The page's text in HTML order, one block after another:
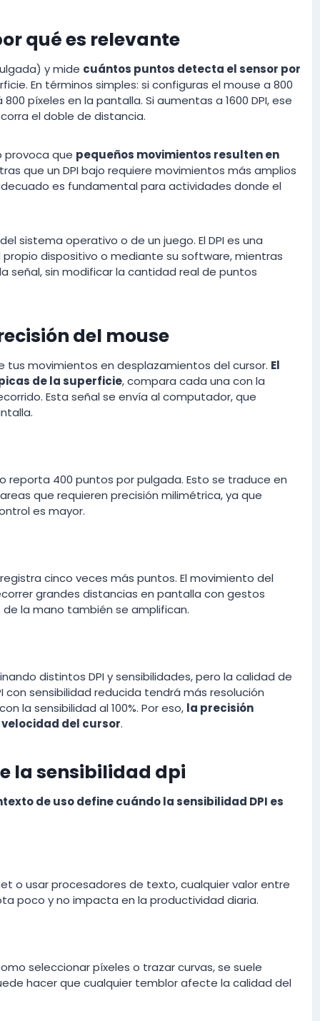
qué es relevante
y mide cuántos puntos detecta el sensor por
En términos simples: si configuras el mouse a 800
píxeles en la pantalla. Si aumentas a 1600 DPI, ese
el doble de distancia.
provoca que pequeños movimientos resulten en
que un DPI bajo requiere movimientos más amplios
es fundamental para actividades donde el
sistema operativo o de un juego. El DPI es una
dispositivo o mediante su software, mientras
señal, sin modificar la cantidad real de puntos
del mouse
tus movimientos en desplazamientos del cursor. El
de la superficie, compara cada una con la
Esta señal se envía al computador, que
reporta 400 puntos por pulgada. Esto se traduce en
que requieren precisión milimétrica, ya que
es mayor.
cinco veces más puntos. El movimiento del
grandes distancias en pantalla con gestos
la mano también se amplifican.
distintos DPI y sensibilidades, pero la calidad de
con sensibilidad reducida tendrá más resolución
la sensibilidad al 100%. Por eso, la precisión
velocidad del cursor.
la sensibilidad dpi
de uso define cuándo la sensibilidad DPI es
o usar procesadores de texto, cualquier valor entre
poco y no impacta en la productividad diaria.
seleccionar píxeles o trazar curvas, se suele
hacer que cualquier temblor afecte la calidad del